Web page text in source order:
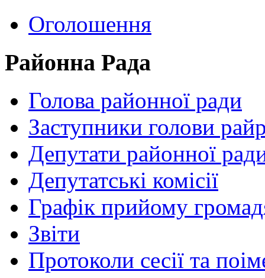
Оголошення
Районна Рада
Голова районної ради
Заступники голови
Депутати районної
Депутатські комісії
Графік прийому
Звіти
Протоколи сесії та